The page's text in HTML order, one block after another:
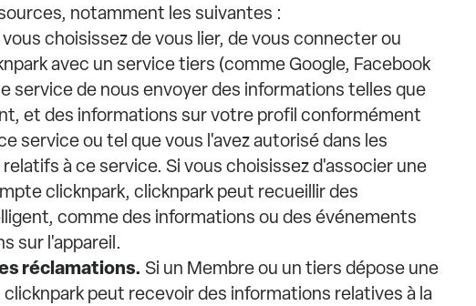
notamment les suivantes :
vous choisissez de vous lier, de vous connecter ou
avec un service tiers (comme Google, Facebook
service de nous envoyer des informations telles que
et des informations sur votre profil conformément
service ou tel que vous l'avez autorisé dans les
à ce service. Si vous choisissez d'associer une
clicknpark, clicknpark peut recueillir des
comme des informations ou des événements
sur l'appareil.
réclamations. Si un Membre ou un tiers dépose une
peut recevoir des informations relatives à la